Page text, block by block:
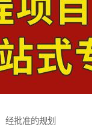
经批准的规划